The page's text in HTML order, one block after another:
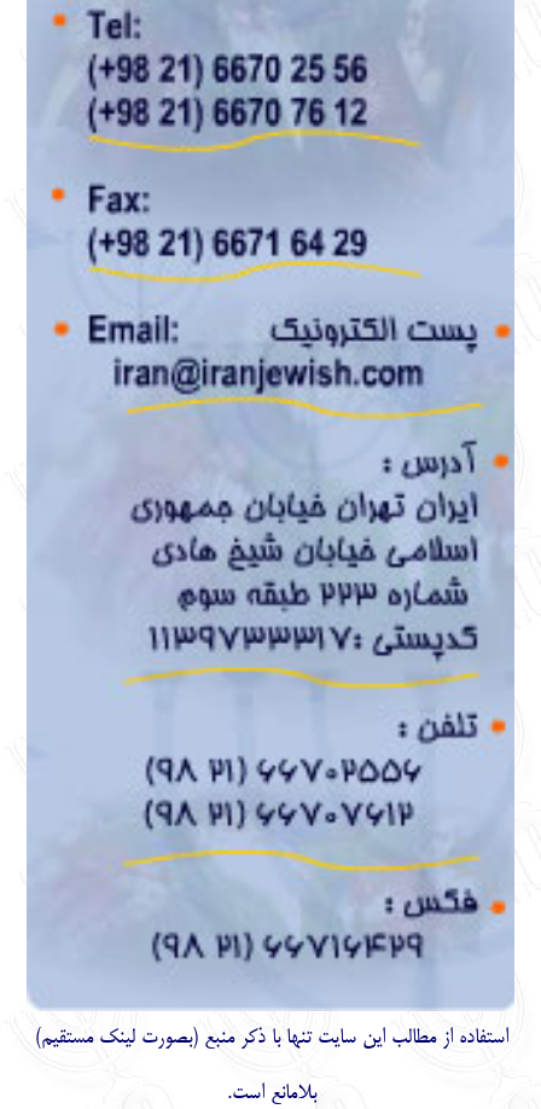
استفاده از مطالب اين سايت تنها با ذكر منبع (بصورت لینک مستقیم)
بلامانع است.